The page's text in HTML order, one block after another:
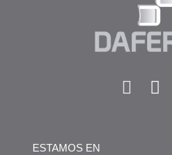
ESTAMOS EN